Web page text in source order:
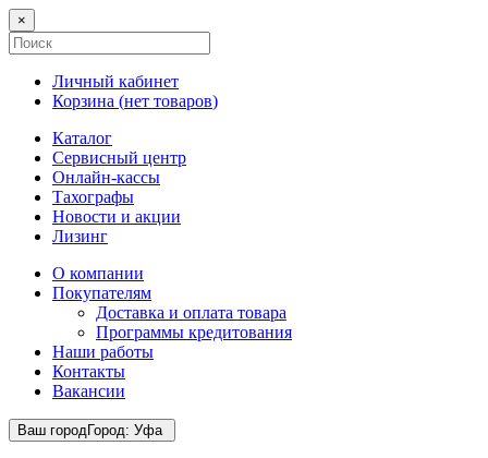
×
Личный кабинет
Корзина (нет товаров)
Каталог
Сервисный центр
Онлайн-кассы
Тахографы
Новости и акции
Лизинг
О компании
Покупателям
Доставка и оплата товара
Программы кредитования
Наши работы
Контакты
Вакансии
Ваш городГород: Уфа